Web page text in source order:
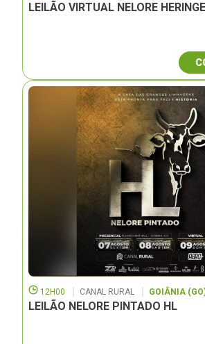
LEILÃO VIRTUAL NELORE
12H00 CANAL RURAL GOIÂNIA
LEILÃO NELORE PINTADO HL